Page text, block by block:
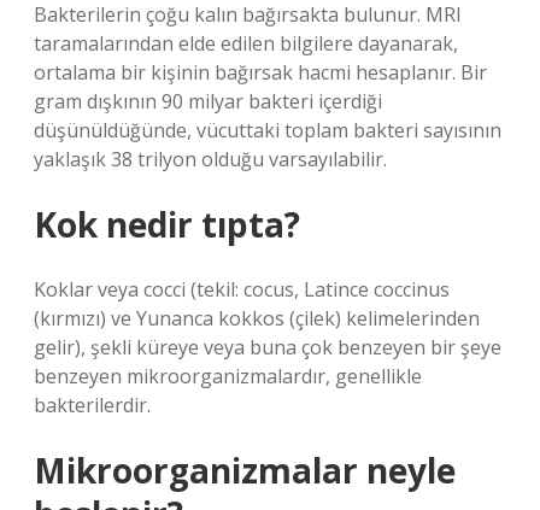
Bakterilerin çoğu kalın bağırsakta bulunur. MRI
taramalarından elde edilen bilgilere dayanarak,
ortalama bir kişinin bağırsak hacmi hesaplanır. Bir
gram dışkının 90 milyar bakteri içerdiği
düşünüldüğünde, vücuttaki toplam bakteri sayısının
yaklaşık 38 trilyon olduğu varsayılabilir.
Kok nedir tıpta?
Koklar veya cocci (tekil: cocus, Latince coccinus
(kırmızı) ve Yunanca kokkos (çilek) kelimelerinden
gelir), şekli küreye veya buna çok benzeyen bir şeye
benzeyen mikroorganizmalardır, genellikle
bakterilerdir.
Mikroorganizmalar neyle